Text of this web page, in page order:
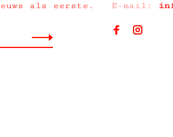
als eerste.
E-mail: